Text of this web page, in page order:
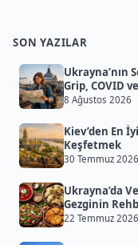
SON YAZILAR
Ukrayna’nın
Grip, COVID
8 Ağustos 2026
Kiev’den En
Keşfetmek
30 Temmuz 2026
Ukrayna’da
Gezginin
22 Temmuz 2026